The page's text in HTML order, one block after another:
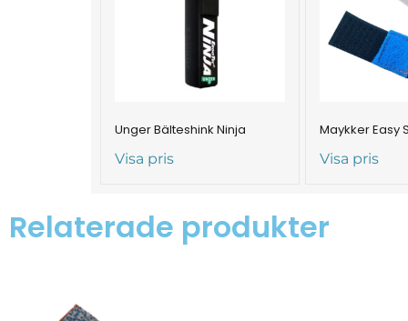
Unger Bälteshink Ninja
Visa pris
Maykker Easy
Visa pris
Relaterade produkter